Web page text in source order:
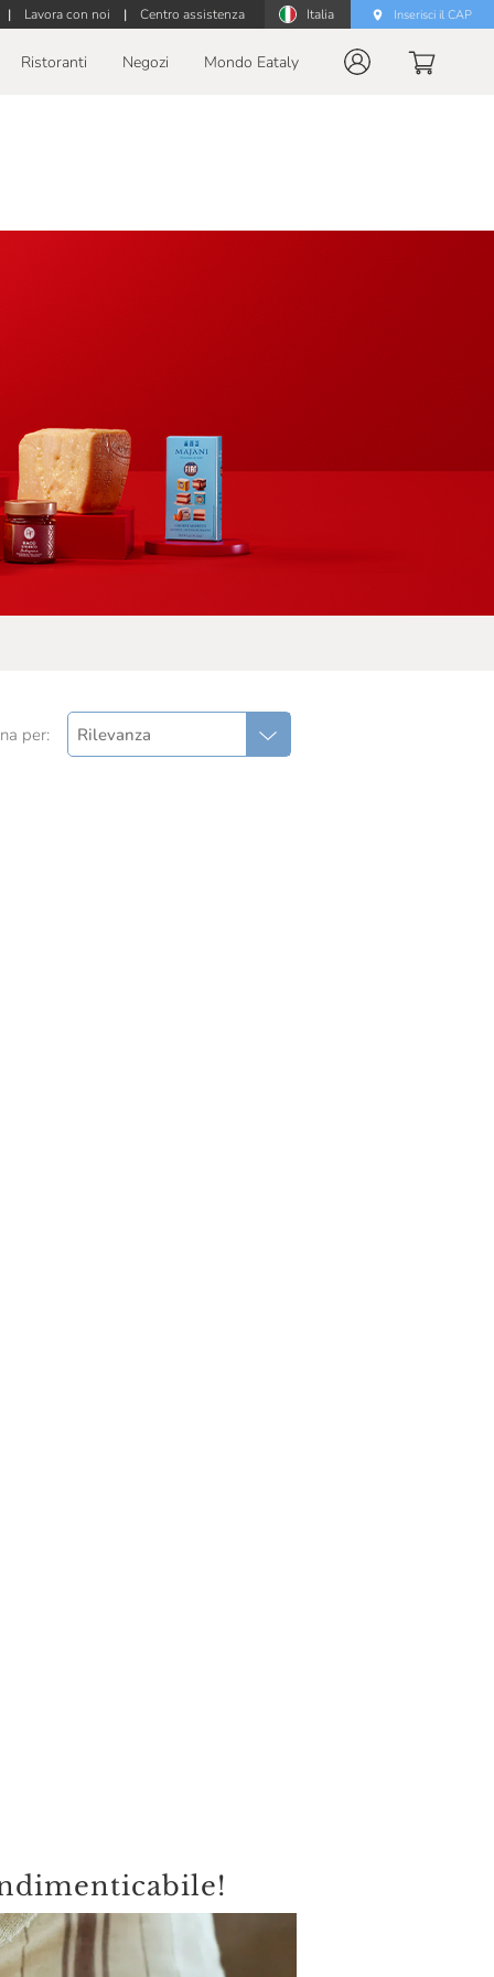
| Lavora con noi | Centro assistenza Italia Inserisci il CAP
Ristoranti Negozi Mondo Eataly
per: Rilevanza